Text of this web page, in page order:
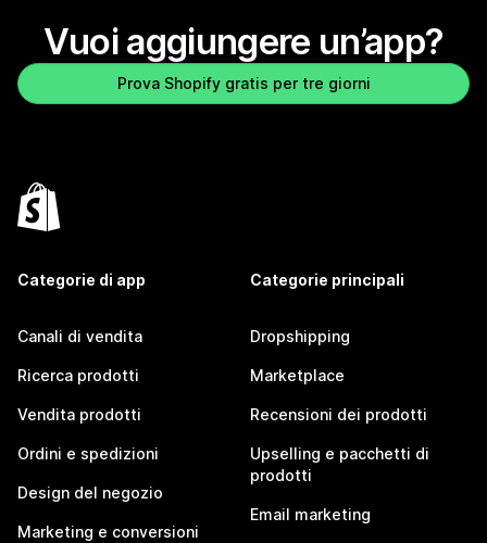
Vuoi aggiungere un’app?
Prova Shopify gratis per tre giorni
Categorie di app
Canali di vendita
Ricerca prodotti
Vendita prodotti
Ordini e spedizioni
Design del negozio
Marketing e conversioni
Categorie principali
Dropshipping
Marketplace
Recensioni dei prodotti
Upselling e pacchetti di
prodotti
Email marketing